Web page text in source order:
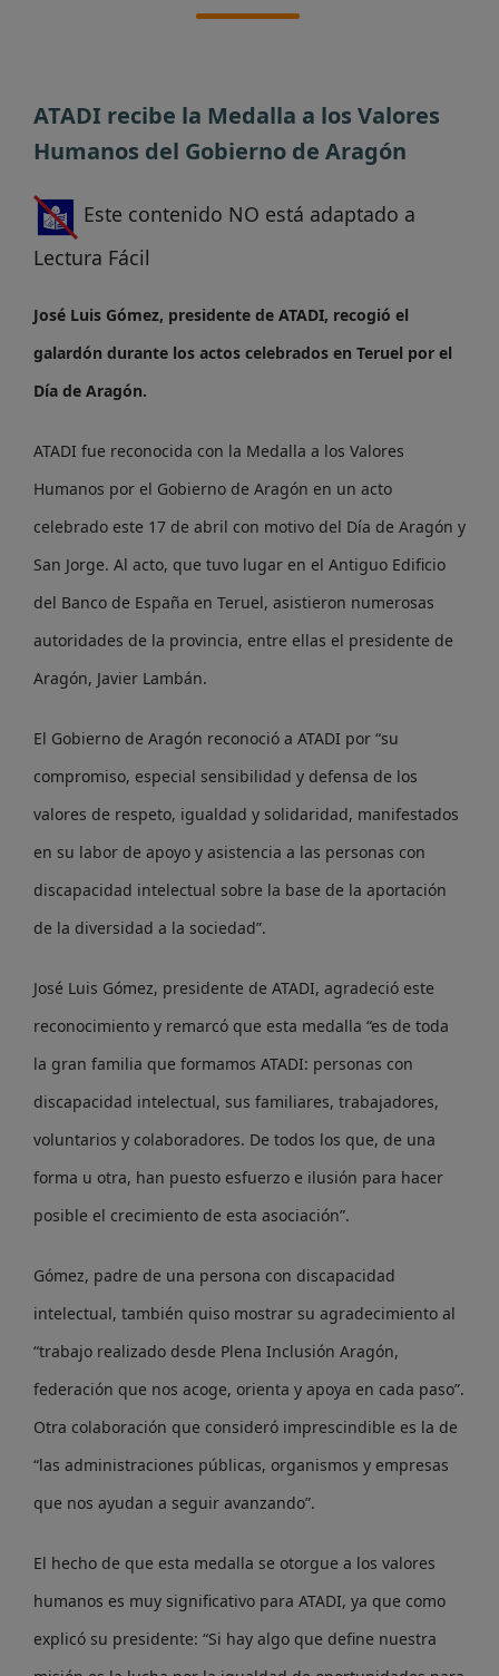
ATADI recibe la Medalla a los Valores
Humanos del Gobierno de Aragón
Este contenido NO está adaptado a
Lectura Fácil
José Luis Gómez, presidente de ATADI, recogió el
galardón durante los actos celebrados en Teruel por el
Día de Aragón.
ATADI fue reconocida con la Medalla a los Valores
Humanos por el Gobierno de Aragón en un acto
celebrado este 17 de abril con motivo del Día de Aragón y
San Jorge. Al acto, que tuvo lugar en el Antiguo Edificio
del Banco de España en Teruel, asistieron numerosas
autoridades de la provincia, entre ellas el presidente de
Aragón, Javier Lambán.
El Gobierno de Aragón reconoció a ATADI por “su
compromiso, especial sensibilidad y defensa de los
valores de respeto, igualdad y solidaridad, manifestados
en su labor de apoyo y asistencia a las personas con
discapacidad intelectual sobre la base de la aportación
de la diversidad a la sociedad”.
José Luis Gómez, presidente de ATADI, agradeció este
reconocimiento y remarcó que esta medalla “es de toda
la gran familia que formamos ATADI: personas con
discapacidad intelectual, sus familiares, trabajadores,
voluntarios y colaboradores. De todos los que, de una
forma u otra, han puesto esfuerzo e ilusión para hacer
posible el crecimiento de esta asociación”.
Gómez, padre de una persona con discapacidad
intelectual, también quiso mostrar su agradecimiento al
“trabajo realizado desde Plena Inclusión Aragón,
federación que nos acoge, orienta y apoya en cada paso”.
Otra colaboración que consideró imprescindible es la de
“las administraciones públicas, organismos y empresas
que nos ayudan a seguir avanzando”.
El hecho de que esta medalla se otorgue a los valores
humanos es muy significativo para ATADI, ya que como
explicó su presidente: “Si hay algo que define nuestra